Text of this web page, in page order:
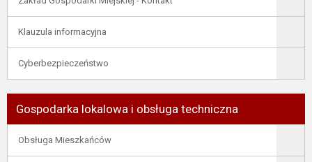
Klauzula informacyjna
Cyberbezpieczeństwo
Gospodarka lokalowa i obsługa techniczna
Obsługa Mieszkańców